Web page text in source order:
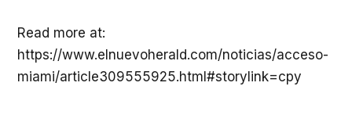
Read more at:
https://www.elnuevoherald.com/noticias/acceso-
miami/article309555925.html#storylink=cpy